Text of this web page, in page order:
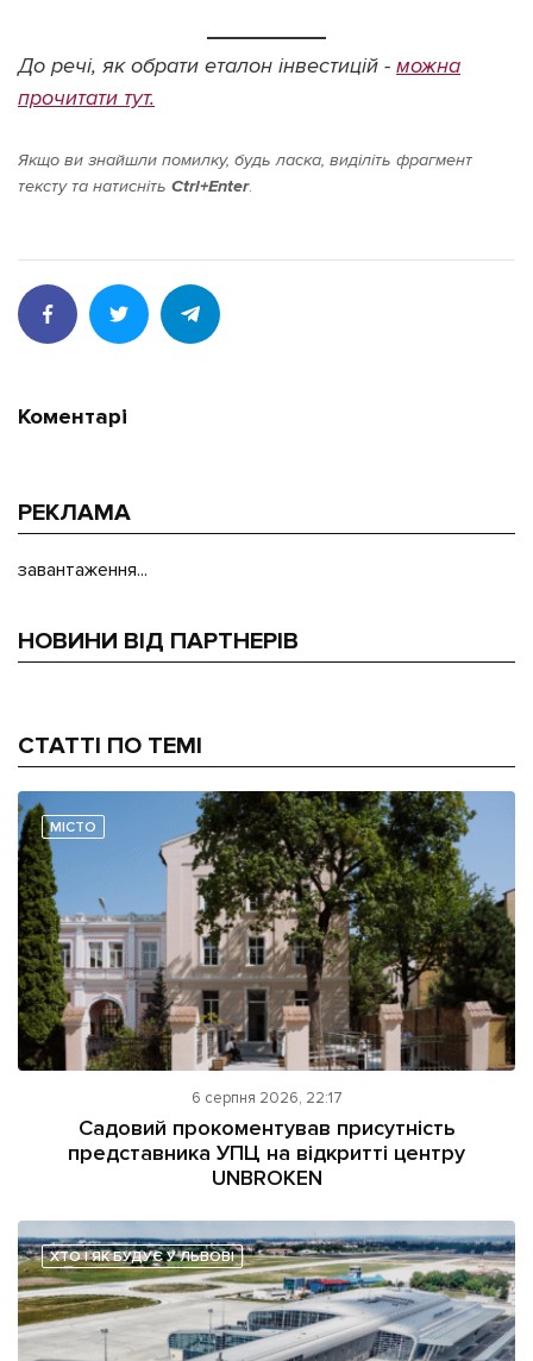
До речі, як обрати еталон інвестицій - можна
прочитати тут.
Якщо ви знайшли помилку, будь ласка, виділіть фрагмент
тексту та натисніть Ctrl+Enter.
Коментарі
РЕКЛАМА
завантаження...
НОВИНИ ВІД ПАРТНЕРІВ
СТАТТІ ПО ТЕМІ
МІСТО
6 серпня 2026, 22:17
Садовий прокоментував присутність
представника УПЦ на відкритті центру
UNBROKEN
ХТО І ЯК БУДУЄ У ЛЬВОВІ